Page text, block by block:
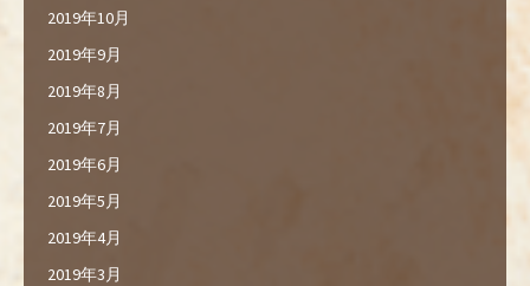
2019年10月
2019年9月
2019年8月
2019年7月
2019年6月
2019年5月
2019年4月
2019年3月